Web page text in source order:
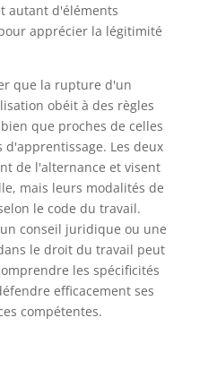
autant d'éléments
apprécier la légitimité
que la rupture d'un
obéit à des règles
que proches de celles
Les deux
de l'alternance et visent
mais leurs modalités de
le code du travail.
conseil juridique ou une
le droit du travail peut
les spécificités
efficacement ses
compétentes.